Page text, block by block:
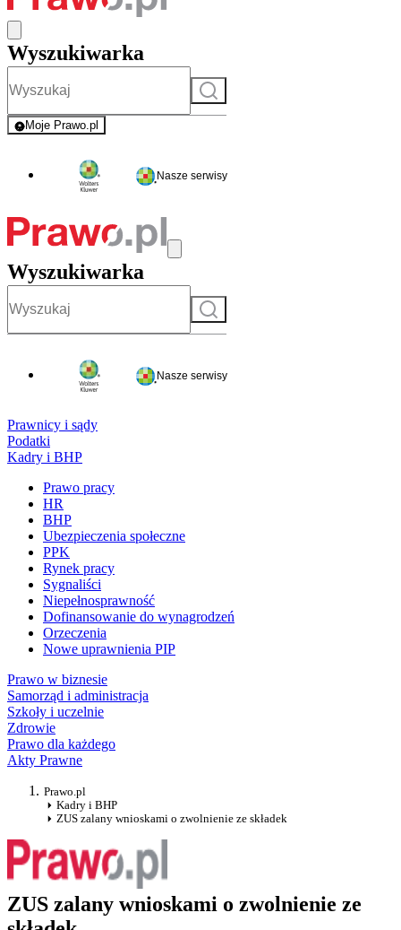
Wyszukiwarka
Szukaj
Moje Prawo.pl
- rejestracja i logowanie do serwisu
Nasze serwisy
Wyszukiwarka
Szukaj
Nasze serwisy
Prawnicy i sądy
Podatki
Kadry i BHP
Prawo pracy
HR
BHP
Ubezpieczenia społeczne
PPK
Rynek pracy
Sygnaliści
Niepełnosprawność
Dofinansowanie do wynagrodzeń
Orzeczenia
Nowe uprawnienia PIP
Prawo w biznesie
Samorząd i administracja
Szkoły i uczelnie
Zdrowie
Prawo dla każdego
Akty Prawne
Prawo.pl
Kadry i BHP
ZUS zalany wnioskami o zwolnienie ze składek
ZUS zalany wnioskami o zwolnienie ze